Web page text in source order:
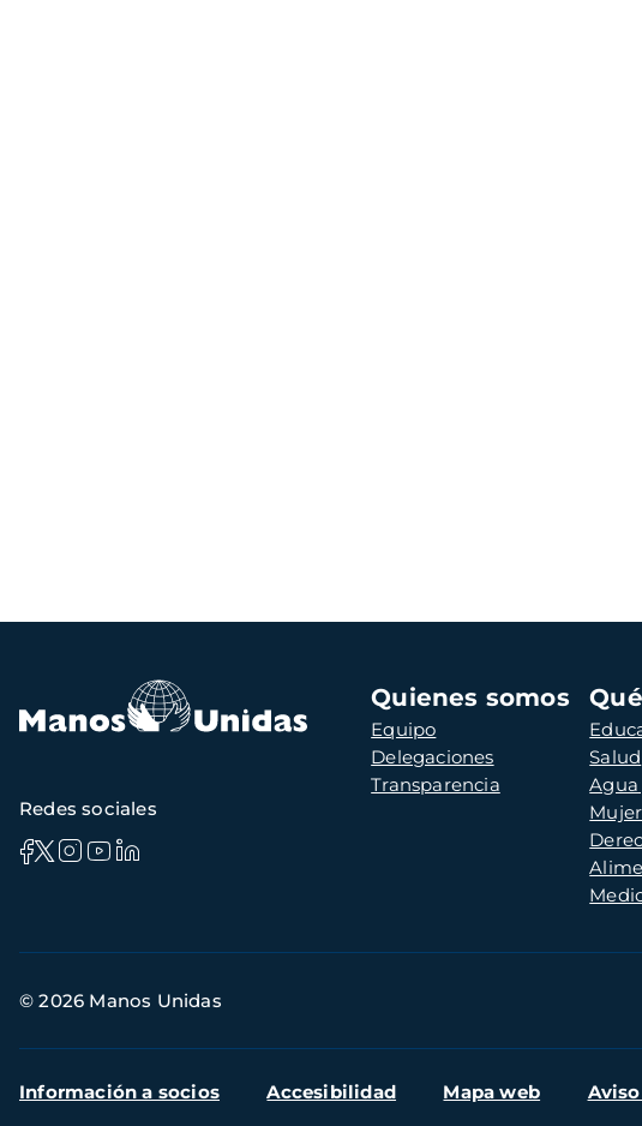
Navegación
principal
Quienes somos
Equipo
Delegaciones
Transparencia
Salud
Redes sociales
de
© 2026 Manos Unidas
Menú
Información a socios Accesibilidad Mapa web